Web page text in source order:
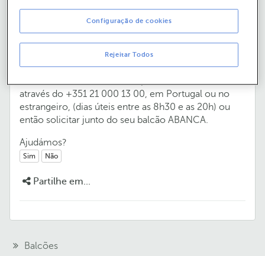
Como posso alterar os dados da
através do +351 21 000 13 00, em Portugal ou no
estrangeiro, (dias úteis entre as 8h30 e as 20h) ou
então solicitar junto do seu balcão ABANCA.
Ajudámos?
Sim Não
Partilhe em...
Balcões
Rejeitar Todos
Configuração de cookies